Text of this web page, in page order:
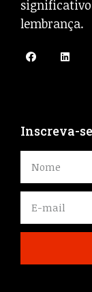
lembrança.
Inscreva-